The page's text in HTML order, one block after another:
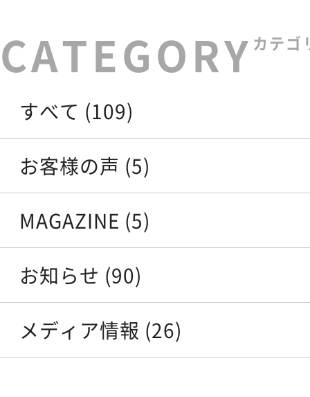
カテゴ
すべて (109)
お客様の声 (5)
MAGAZINE (5)
お知らせ (90)
メディア情報 (26)